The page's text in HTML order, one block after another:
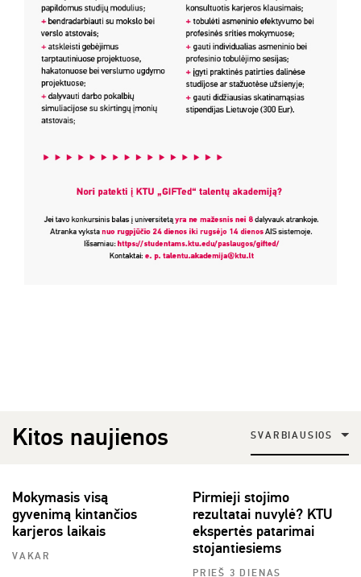
Kitos naujienos SVARBIAUSIOS
Mokymasis visą
gyvenimą kintančios
karjeros laikais
VAKAR
Pirmieji stojimo
rezultatai nuvylė? KTU
ekspertės patarimai
stojantiesiems
PRIEŠ 3 DIENAS